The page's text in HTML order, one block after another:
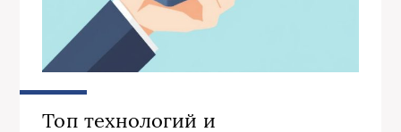
Топ технологий и